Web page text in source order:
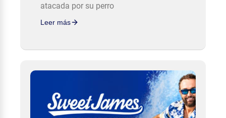
atacada por su perro
Leer más